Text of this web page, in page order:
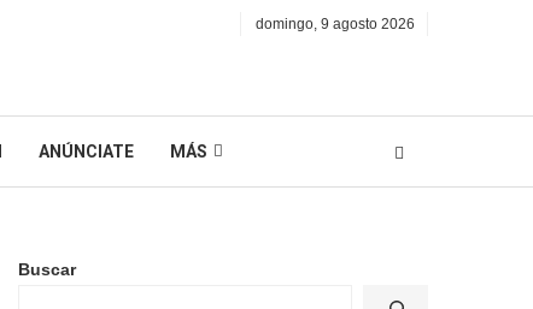
domingo, 9 agosto 2026
ANÚNCIATE MÁS
Buscar